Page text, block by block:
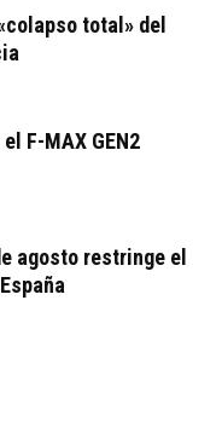
total» del
F-MAX GEN2
agosto restringe el